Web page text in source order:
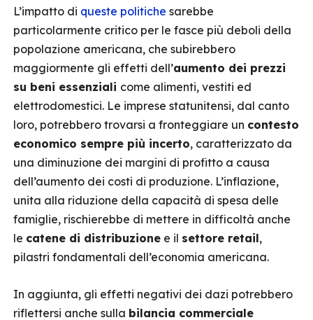
L’impatto di queste politiche sarebbe
particolarmente critico per le fasce più deboli della
popolazione americana, che subirebbero
maggiormente gli effetti dell’aumento dei prezzi
su beni essenziali come alimenti, vestiti ed
elettrodomestici. Le imprese statunitensi, dal canto
loro, potrebbero trovarsi a fronteggiare un contesto
economico sempre più incerto, caratterizzato da
una diminuzione dei margini di profitto a causa
dell’aumento dei costi di produzione. L’inflazione,
unita alla riduzione della capacità di spesa delle
famiglie, rischierebbe di mettere in difficoltà anche
le catene di distribuzione e il settore retail,
pilastri fondamentali dell’economia americana.
In aggiunta, gli effetti negativi dei dazi potrebbero
riflettersi anche sulla bilancia commerciale